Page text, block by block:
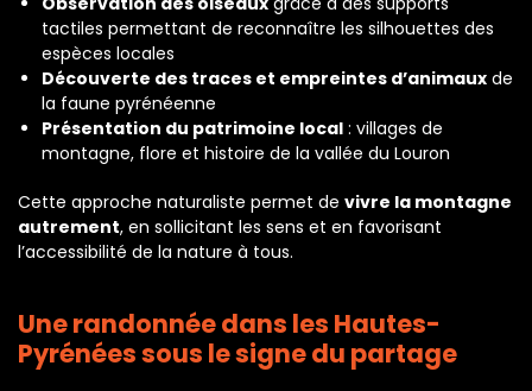
tactiles permettant de reconnaître les silhouettes des
espèces locales
Découverte des traces et empreintes d’animaux de
la faune pyrénéenne
Présentation du patrimoine local : villages de
montagne, flore et histoire de la vallée du Louron
Cette approche naturaliste permet de vivre la montagne
autrement, en sollicitant les sens et en favorisant
l’accessibilité de la nature à tous.
Une randonnée dans les Hautes-
Pyrénées sous le signe du partage